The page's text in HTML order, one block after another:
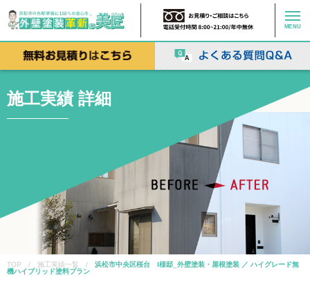
MENU
施工実績 詳細
TOP / 施工実績一覧 / 浜松市中央区桜台 I様邸_外壁塗装・屋根塗装 ／ ハイグレード無
機ハイブリッド塗料プラン